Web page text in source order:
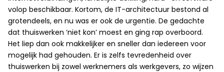
volop beschikbaar. Kortom, de IT-architectuur bestond al
grotendeels, en nu was er ook de urgentie. De gedachte
dat thuiswerken ‘niet kon’ moest en ging rap overboord.
Het liep dan ook makkelijker en sneller dan iedereen voor
mogelijk had gehouden. Er is zelfs tevredenheid over
thuiswerken bij zowel werknemers als werkgevers, zo wijzen